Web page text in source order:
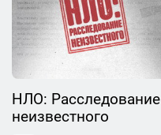
НЛО: Расследование
неизвестного